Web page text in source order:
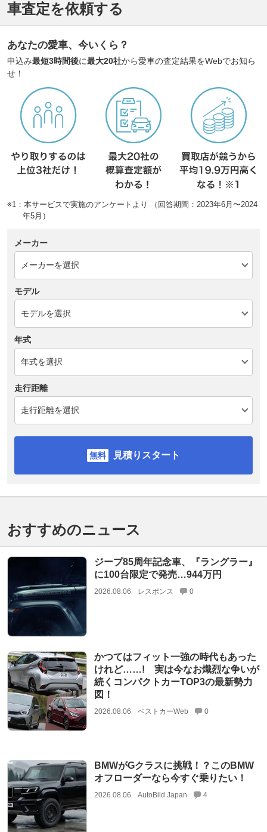
車査定を依頼する
あなたの愛車、今いくら？
申込み最短3時間後に最大20社から愛車の査定結果をWebでお知ら
せ！
※1：本サービスで実施のアンケートより （回答期間：2023年6月〜2024
年5月）
メーカー
モデル
年式
走行距離
見積りスタート
おすすめのニュース
ジープ85周年記念車、『ラングラー』
に100台限定で発売…944万円
2026.08.06 レスポンス 0
かつてはフィット一強の時代もあった
けれど……! 実は今なお熾烈な争いが
続くコンパクトカーTOP3の最新勢力
図！
2026.08.06 ベストカーWeb 0
BMWがGクラスに挑戦！？このBMW
オフローダーなら今すぐ乗りたい！
2026.08.06 AutoBild Japan 4